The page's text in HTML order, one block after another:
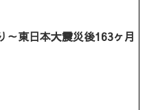
東日本大震災後163ヶ月